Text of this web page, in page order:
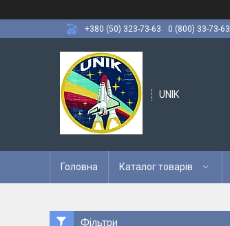
+380 (50) 323-73-63
0 (800) 33-73-63
UNIK
Головна Каталог товарів
Фільтри